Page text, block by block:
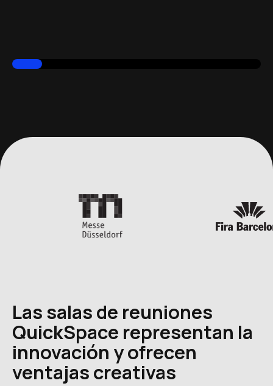
Las salas de reuniones
QuickSpace representan la
innovación y ofrecen
ventajas creativas